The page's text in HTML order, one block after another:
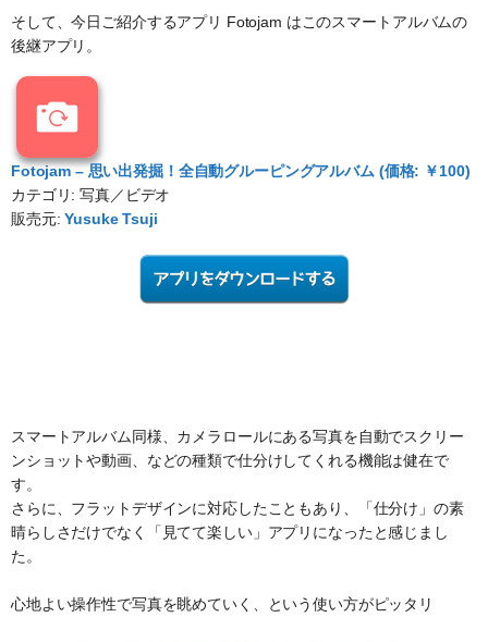
そして、今日ご紹介するアプリ Fotojam はこのスマートアルバムの
後継アプリ。
Fotojam – 思い出発掘！全自動グルーピングアルバム (価格: ￥100)
カテゴリ: 写真／ビデオ
販売元:Yusuke Tsuji
スマートアルバム同様、カメラロールにある写真を自動でスクリー
ンショットや動画、などの種類で仕分けしてくれる機能は健在で
す。
さらに、フラットデザインに対応したこともあり、「仕分け」の素
晴らしさだけでなく「見てて楽しい」アプリになったと感じまし
た。
心地よい操作性で写真を眺めていく、という使い方がピッタリ